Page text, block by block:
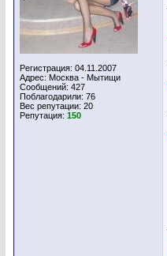
Регистрация: 04.11.2007
Адрес: Москва - Мытищи
Сообщений: 427
Поблагодарили: 76
Вес репутации: 20
Репутация: 150